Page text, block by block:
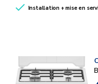
Installation + mise en